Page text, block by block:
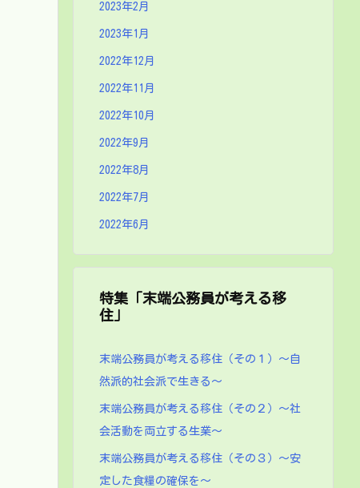
2023年2月
2023年1月
2022年12月
2022年11月
2022年10月
2022年9月
2022年8月
2022年7月
2022年6月
特集「末端公務員が考える移
住」
末端公務員が考える移住（その１）～自
然派的社会派で生きる～
末端公務員が考える移住（その２）～社
会活動を両立する生業～
末端公務員が考える移住（その３）～安
定した食糧の確保を～